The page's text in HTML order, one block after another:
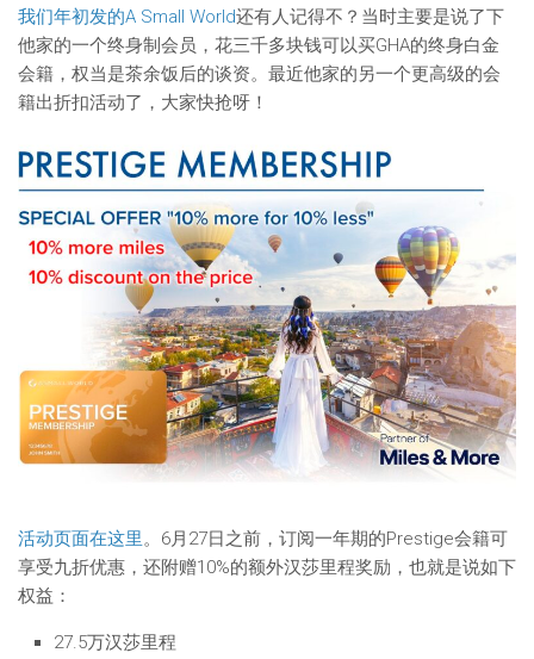
我们年初发的A Small World还有人记得不？当时主要是说了下
他家的一个终身制会员，花三千多块钱可以买GHA的终身白金
会籍，权当是茶余饭后的谈资。最近他家的另一个更高级的会
籍出折扣活动了，大家快抢呀！
活动页面在这里。6月27日之前，订阅一年期的Prestige会籍可
享受九折优惠，还附赠10%的额外汉莎里程奖励，也就是说如下
权益：
27.5万汉莎里程